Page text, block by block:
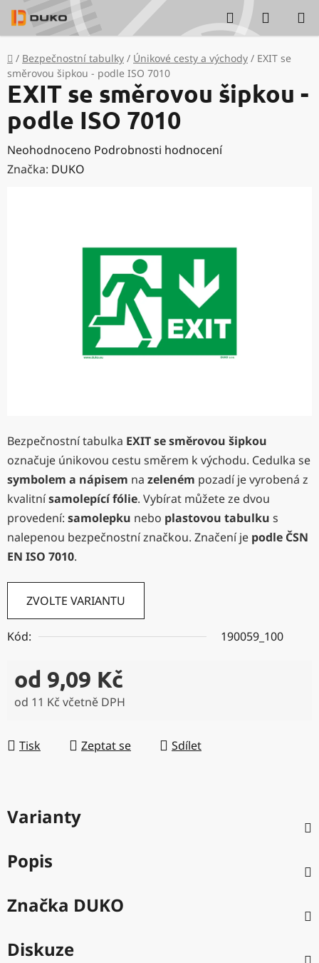
Přejít
na
obsah
Hledat
KOŠÍK
Domů
/ Bezpečnostní tabulky / Únikové cesty a východy / EXIT se
směrovou šipkou - podle ISO 7010
Bezpečnostní tabulka EXITse směrovou šipkou
označuje únikovou cestu směrem k východu. Cedulka se
symbolem a nápisem na zeleném pozadí je vyrobená z
kvalitnísamolepící fólie. Vybírat můžete ze dvou
provedení: samolepku nebo plastovou tabulku s
nalepenou bezpečnostní značkou. Značení je podle ČSN
EN ISO 7010.
ZVOLTE VARIANTU
Kód: 190059_100
od 9,09 Kč
od 11 Kč včetně DPH
Tisk
Zeptat se Sdílet
EXIT se směrovou šipkou -
podle ISO 7010
Průměrné
hodnocení
Neohodnoceno Podrobnosti hodnocení
Značka: DUKO
Varianty
Popis
Značka DUKO
Diskuze